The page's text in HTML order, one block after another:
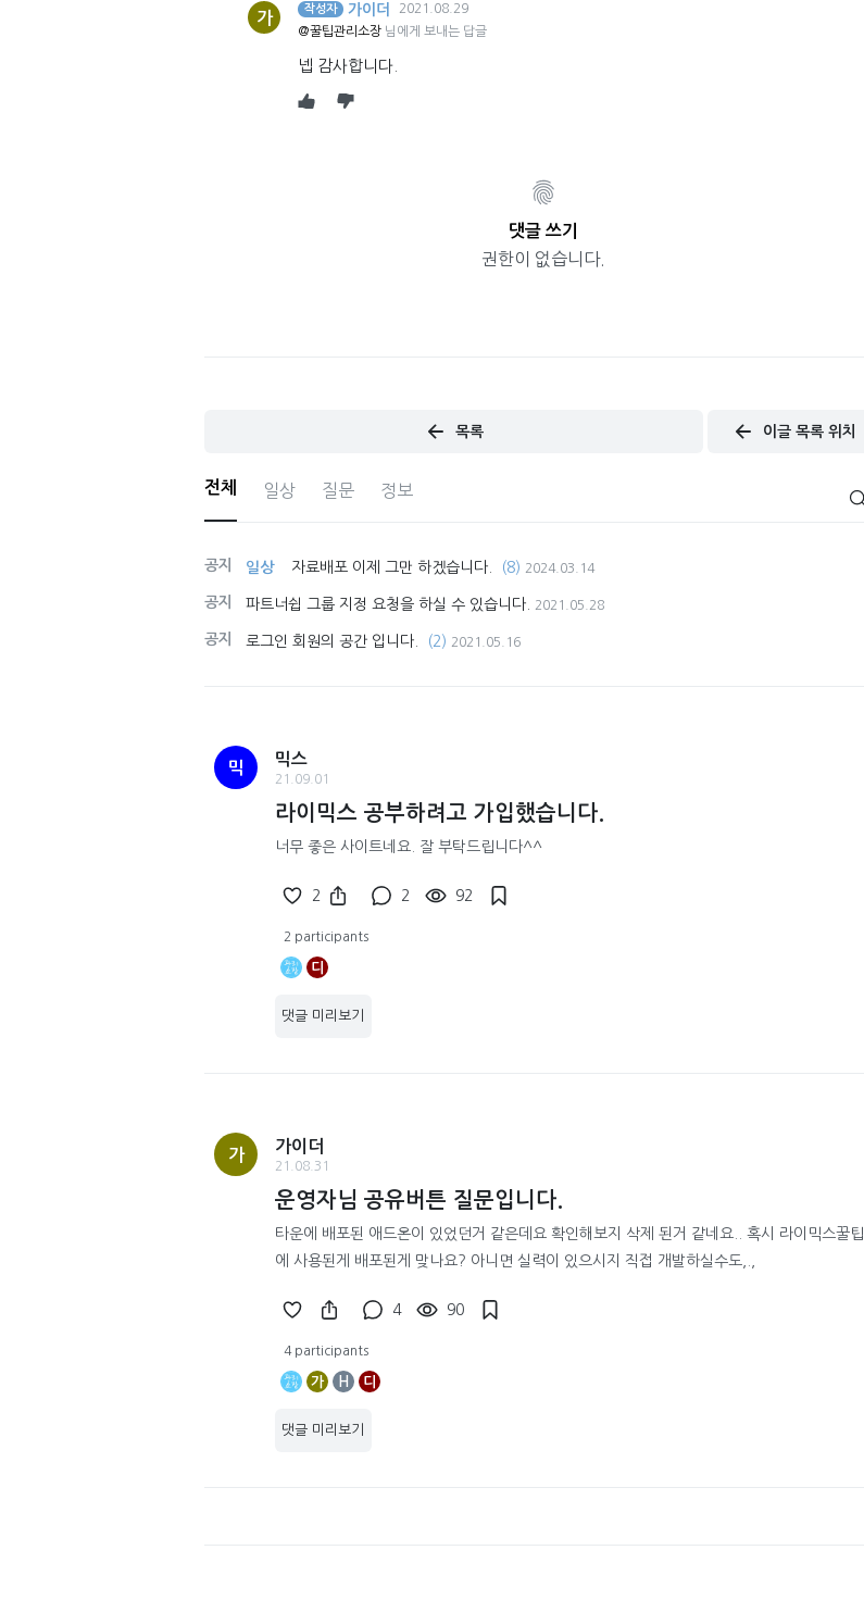
가 작성자 가이더
2021.08.29
@꿀팁관리소장 님에게 보내는 답글
넵 감사합니다.
댓글 쓰기
권한이 없습니다.
목록 이글 목록 위치
전체 일상 질문 정보
공지 일상 자료배포 이제 그만 하겠습니다. (8) 2024.03.14
공지 파트너쉽 그룹 지정 요청을 하실 수 있습니다. 2021.05.28
공지 로그인 회원의 공간 입니다. (2) 2021.05.16
믹
믹스
21.09.01
라이믹스 공부하려고 가입했습니다.
너무 좋은 사이트네요. 잘 부탁드립니다^^
2 2 92
2 participants
디
댓글 미리보기
가
가이더
21.08.31
운영자님 공유버튼 질문입니다.
타운에 배포된 애드온이 있었던거 같은데요 확인해보지 삭제 된거 같네요.. 혹시 라이믹스꿀팁
에 사용된게 배포된게 맞나요? 아니면 실력이 있으시지 직접 개발하실수도,.,
4 90
4 participants
가 H 디
댓글 미리보기